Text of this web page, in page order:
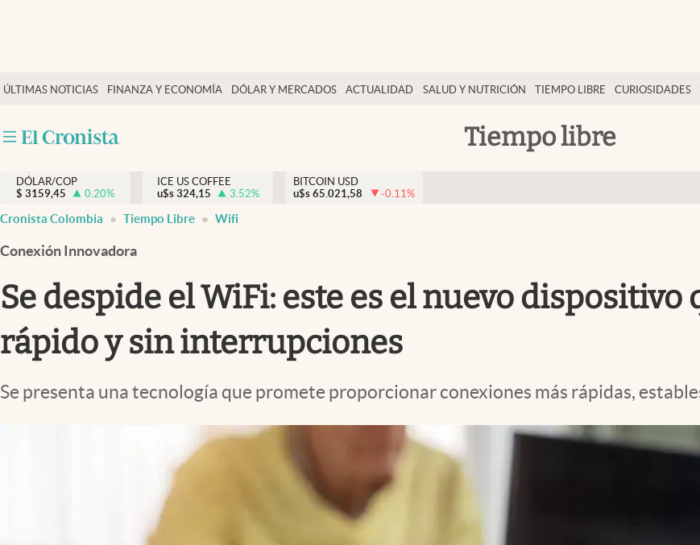
ÚLTIMAS NOTICIAS FINANZA Y ECONOMÍA DÓLAR Y MERCADOS ACTUALIDAD SALUD Y NUTRICIÓN TIEMPO LIBRE CURIOSIDADES
Tiempo libre
Salud y nutrición
Tiempo libre
Dólar y mercados
Curiosidades
DÓLAR/COP
$ 3159,45 0.20%
ICE US COFFEE
u$s 324,15 3.52%
BITCOIN USD
u$s 65.021,58 -0.11%
Cronista Colombia Tiempo Libre Wifi
Conexión Innovadora
Se despide el WiFi: este es el nuevo
rápido y sin interrupciones
Se presenta una tecnología que promete proporcionar conexiones más rápidas,